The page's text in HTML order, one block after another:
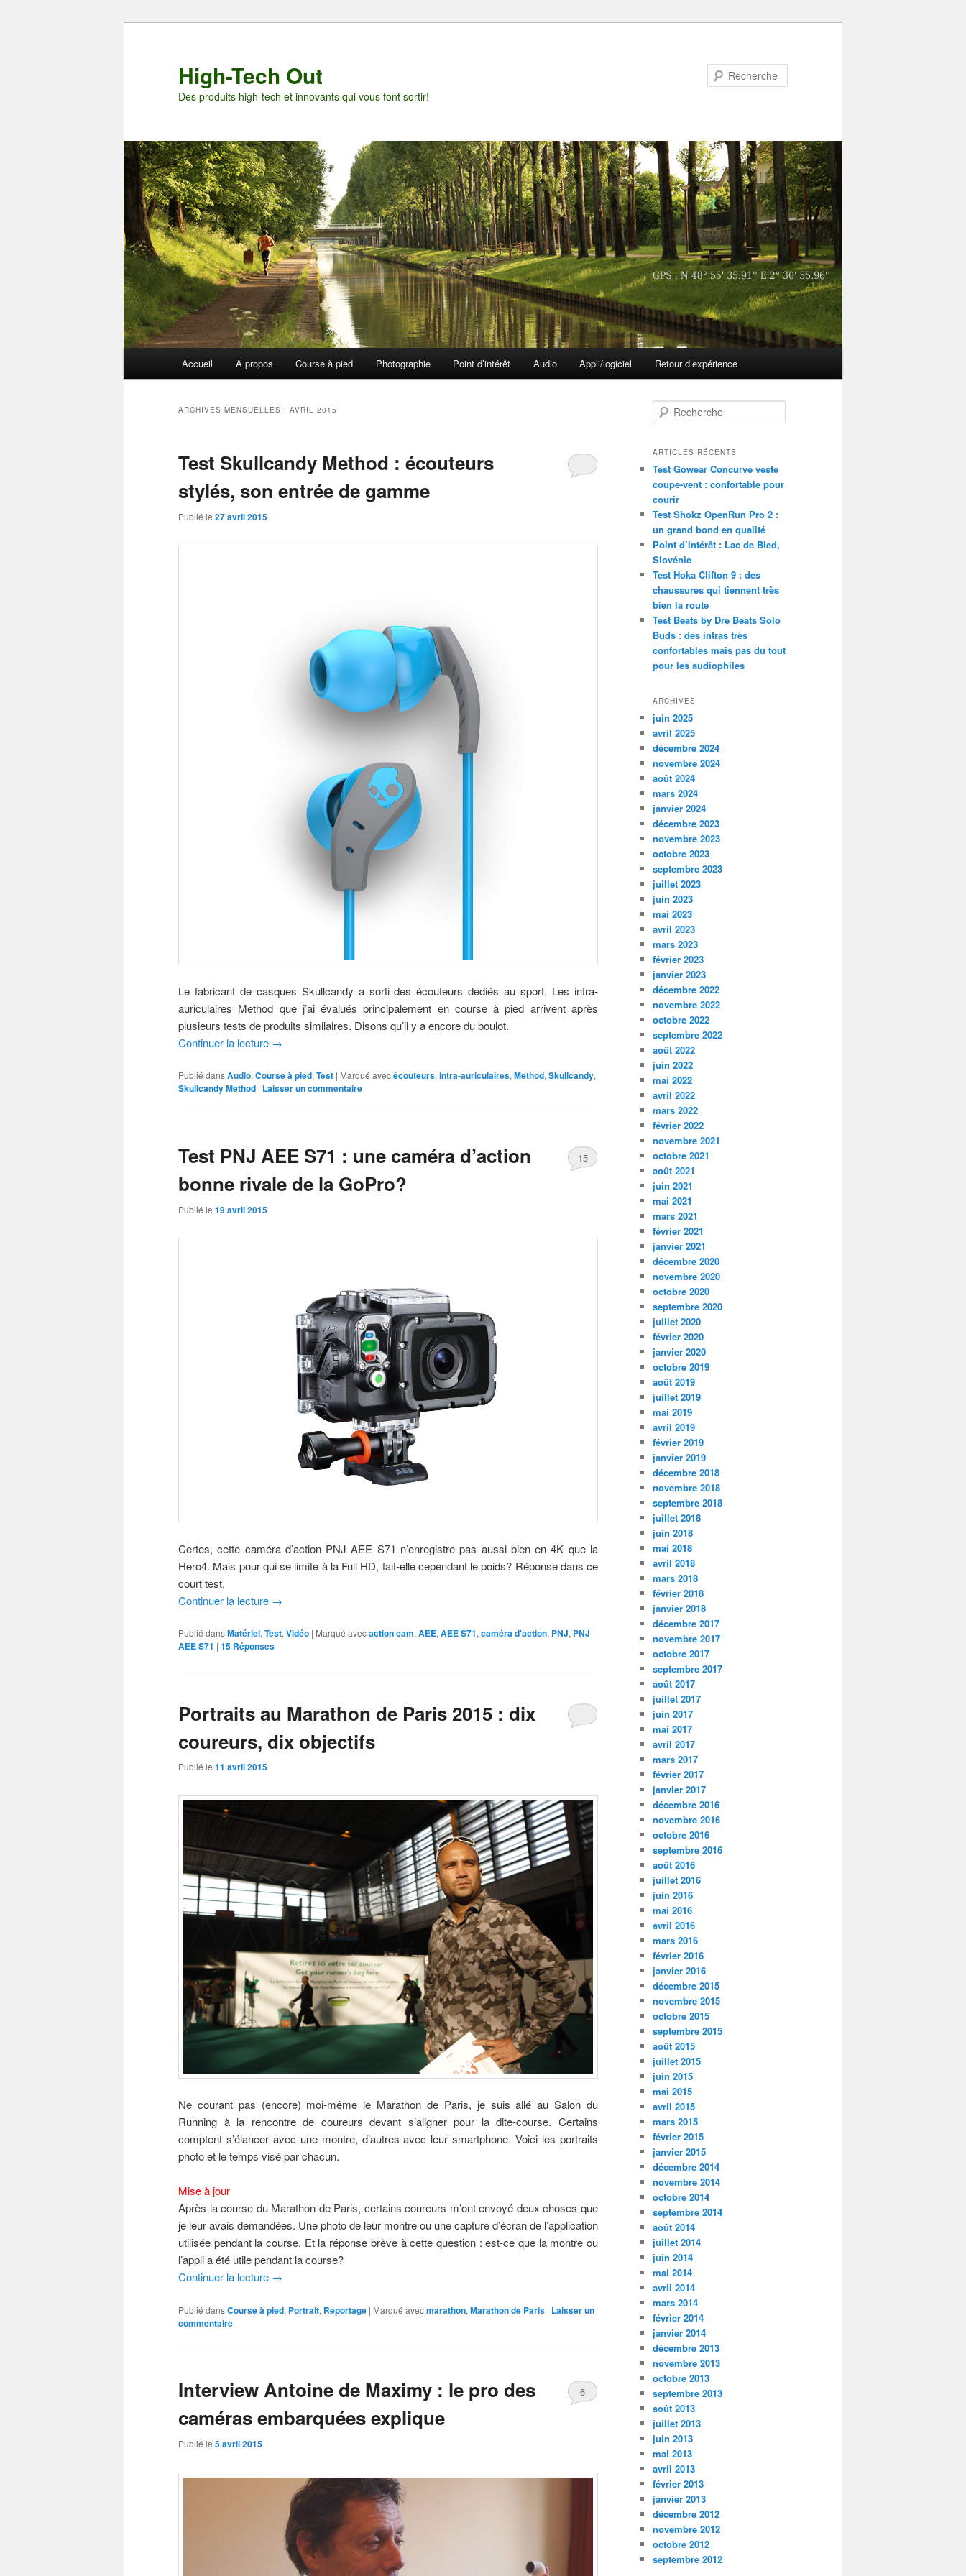
High-Tech Out
Des produits high-tech et innovants qui vous font sortir!
Accueil A propos Course à pied Photographie Point d’intérêt Audio Appli/logiciel Retour d’expérience
ARCHIVES MENSUELLES : AVRIL 2015
Test Skullcandy Method : écouteurs
stylés, son entrée de gamme
Publié le 27 avril 2015
Le fabricant de casques Skullcandy a sorti des écouteurs dédiés au sport. Les intra-
auriculaires Method que j’ai évalués principalement en course à pied arrivent après
plusieurs tests de produits similaires. Disons qu’il y a encore du boulot.
Continuer la lecture →
Publié dansAudio, Course à pied, Test | Marqué avecécouteurs, intra-auriculaires, Method, Skullcandy,
Skullcandy Method | Laisser un commentaire
Test PNJ AEE S71 : une caméra d’action
bonne rivale de la GoPro?
Publié le 19 avril 2015
15
Certes, cette caméra d’action PNJ AEE S71 n’enregistre pas aussi bien en 4K que la
Hero4. Mais pour qui se limite à la Full HD, fait-elle cependant le poids? Réponse dans ce
court test.
Continuer la lecture →
Publié dansMatériel, Test, Vidéo | Marqué avecaction cam, AEE, AEE S71, caméra d'action, PNJ, PNJ
AEE S71 | 15 Réponses
Portraits au Marathon de Paris 2015 : dix
coureurs, dix objectifs
Publié le 11 avril 2015
Ne courant pas (encore) moi-même le Marathon de Paris, je suis allé au Salon du
Running à la rencontre de coureurs devant s’aligner pour la dite-course. Certains
comptent s’élancer avec une montre, d’autres avec leur smartphone. Voici les portraits
photo et le temps visé par chacun.
Mise à jour
Après la course du Marathon de Paris, certains coureurs m’ont envoyé deux choses que
je leur avais demandées. Une photo de leur montre ou une capture d’écran de l’application
utilisée pendant la course. Et la réponse brève à cette question : est-ce que la montre ou
l’appli a été utile pendant la course?
Continuer la lecture →
Publié dansCourse à pied, Portrait, Reportage | Marqué avecmarathon, Marathon de Paris | Laisser un
commentaire
Interview Antoine de Maximy : le pro des
caméras embarquées explique
Publié le 5 avril 2015
6
e
h
r
c
h
e
ARTICLES RÉCENTS
Test Gowear Concurve veste
coupe-vent : confortable pour
courir
Test Shokz OpenRun Pro 2 :
un grand bond en qualité
Point d’intérêt : Lac de Bled,
Slovénie
Test Hoka Clifton 9 : des
chaussures qui tiennent très
bien la route
Test Beats by Dre Beats Solo
Buds : des intras très
confortables mais pas du tout
pour les audiophiles
ARCHIVES
juin 2025
avril 2025
décembre 2024
novembre 2024
août 2024
mars 2024
janvier 2024
décembre 2023
novembre 2023
octobre 2023
septembre 2023
juillet 2023
juin 2023
mai 2023
avril 2023
mars 2023
février 2023
janvier 2023
décembre 2022
novembre 2022
octobre 2022
septembre 2022
août 2022
juin 2022
mai 2022
avril 2022
mars 2022
février 2022
novembre 2021
octobre 2021
août 2021
juin 2021
mai 2021
mars 2021
février 2021
janvier 2021
décembre 2020
novembre 2020
octobre 2020
septembre 2020
juillet 2020
février 2020
janvier 2020
octobre 2019
août 2019
juillet 2019
mai 2019
avril 2019
février 2019
janvier 2019
décembre 2018
novembre 2018
septembre 2018
juillet 2018
juin 2018
mai 2018
avril 2018
mars 2018
février 2018
janvier 2018
décembre 2017
novembre 2017
octobre 2017
septembre 2017
août 2017
juillet 2017
juin 2017
mai 2017
avril 2017
mars 2017
février 2017
janvier 2017
décembre 2016
novembre 2016
octobre 2016
septembre 2016
août 2016
juillet 2016
juin 2016
mai 2016
avril 2016
mars 2016
février 2016
janvier 2016
décembre 2015
novembre 2015
octobre 2015
septembre 2015
août 2015
juillet 2015
juin 2015
mai 2015
avril 2015
mars 2015
février 2015
janvier 2015
décembre 2014
novembre 2014
octobre 2014
septembre 2014
août 2014
juillet 2014
juin 2014
mai 2014
avril 2014
mars 2014
février 2014
janvier 2014
décembre 2013
novembre 2013
octobre 2013
septembre 2013
août 2013
juillet 2013
juin 2013
mai 2013
avril 2013
février 2013
janvier 2013
décembre 2012
novembre 2012
octobre 2012
septembre 2012